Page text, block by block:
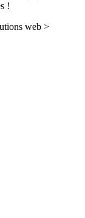
!
web >